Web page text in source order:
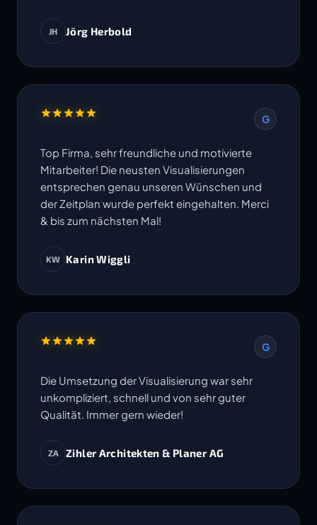
JH Jörg Herbold
G
Top Firma, sehr freundliche und motivierte
Mitarbeiter! Die neusten Visualisierungen
entsprechen genau unseren Wünschen und
der Zeitplan wurde perfekt eingehalten. Merci
& bis zum nächsten Mal!
KW Karin Wiggli
G
Die Umsetzung der Visualisierung war sehr
unkompliziert, schnell und von sehr guter
Qualität. Immer gern wieder!
ZA Zihler Architekten & Planer AG